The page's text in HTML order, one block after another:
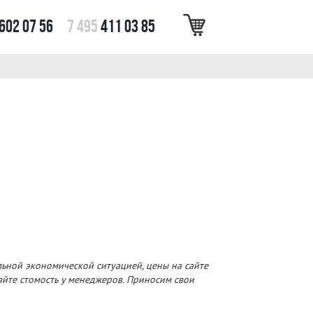
07 56 7 495411 03 85
экономической ситуацией, цены на сайте
стомость у менеджеров. Приносим свои